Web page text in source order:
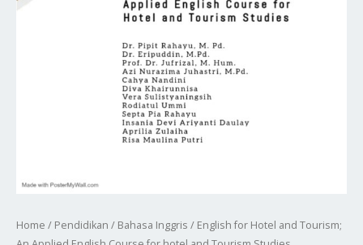
Home / Pendidikan / Bahasa Inggris / English for Hotel and Tourism;